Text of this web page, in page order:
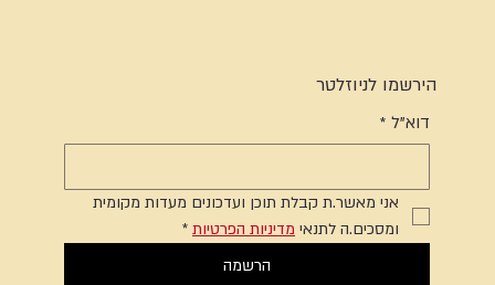
הירשמו לניוזלטר
דוא"ל *
אני מאשר.ת קבלת תוכן ועדכונים מעדות מקומית
ומסכים.ה לתנאי מדיניות הפרטיות *
הרשמה